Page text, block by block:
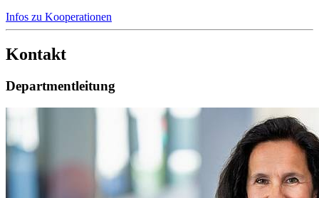
Infos zu Kooperationen
Kontakt
Departmentleitung